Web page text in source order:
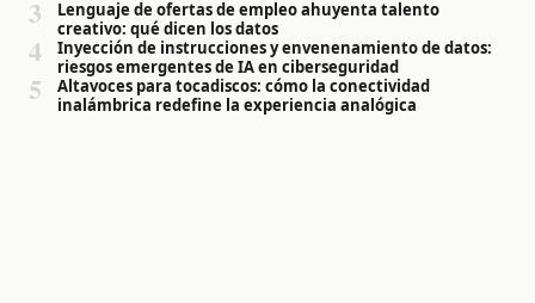
3
Lenguaje de ofertas de empleo ahuyenta talento
creativo: qué dicen los datos
4
Inyección de instrucciones y envenenamiento de datos:
riesgos emergentes de IA en ciberseguridad
5
Altavoces para tocadiscos: cómo la conectividad
inalámbrica redefine la experiencia analógica